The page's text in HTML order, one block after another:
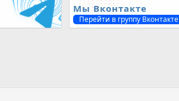
Мы Вконтакте
Перейти в группу Вконтакте